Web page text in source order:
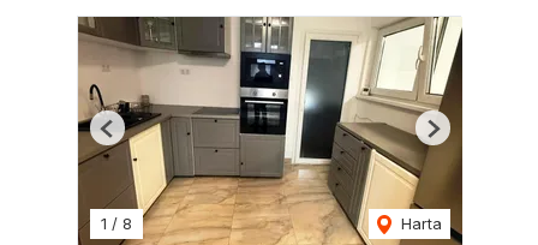
1 / 8 Harta
Previous Next